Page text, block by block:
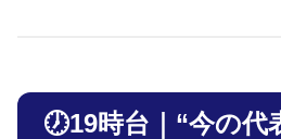
🕖19時台｜“今の代